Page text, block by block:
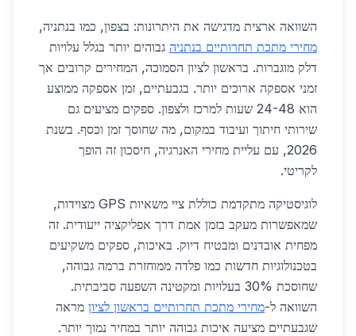
השוואה ארצית מדגישה את היתרונות: בצפון, כמו בנתניה,
מחירי מתכת תחרותיים בנתניה גבוהים יותר בגלל עלויות
דלק מוגברות. בראשון לציון הסמוכה, המחירים קרובים אך
זמני אספקה ארוכים יותר. בגבעתיים, זמן אספקה ממוצע
הוא 24-48 שעות למרכז ולצפון. ספקים מציעים גם
שירותי חיתוך ועיבוד במקום, מה שחוסך זמן וכסף. בשנת
2026, עם עליית מחירי האנרגיה, חיסכון זה הופך
לקריטי.
לוגיסטיקה מתקדמת כוללת ציי משאיות GPS מצוידות,
שמאפשרות מעקב בזמן אמת דרך אפליקציה ייעודית. זה
מפחית אובדנים ומבטיח דיוק. באיכות, ספקים משקיעים
בטכנולוגיות חדשות כמו פלדה ממוחזרת ברמה גבוהה,
שחוסכת 30% בעלויות ומקטינה השפעה סביבתית.
השוואה ל-מחירי מתכת תחרותיים בראשון לציון מראה
שגבעתיים מציעה איכות גבוהה יותר במחיר נמוך יותר.